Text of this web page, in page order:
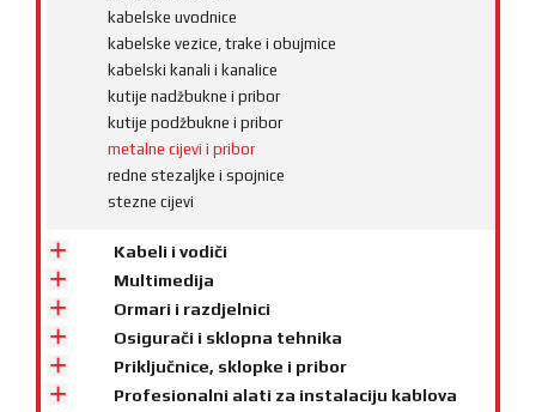
kabelske uvodnice
kabelske vezice, trake i obujmice
kabelski kanali i kanalice
kutije nadžbukne i pribor
kutije podžbukne i pribor
metalne cijevi i pribor
redne stezaljke i spojnice
stezne cijevi
Kabeli i vodiči
Multimedija
Ormari i razdjelnici
Osigurači i sklopna tehnika
Priključnice, sklopke i pribor
Profesionalni alati za instalaciju kablova